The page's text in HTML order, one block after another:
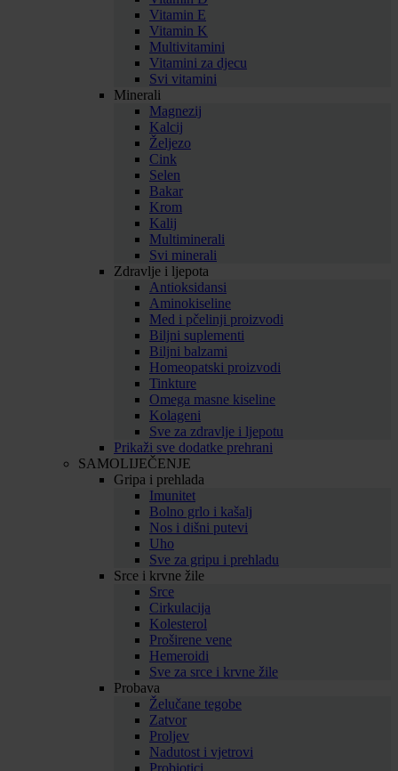
Vitamin E
Vitamin K
Multivitamini
Vitamini za djecu
Svi vitamini
Minerali
Magnezij
Kalcij
Željezo
Cink
Selen
Bakar
Krom
Kalij
Multiminerali
Svi minerali
Zdravlje i ljepota
Antioksidansi
Aminokiseline
Med i pčelinji proizvodi
Biljni suplementi
Biljni balzami
Homeopatski proizvodi
Tinkture
Omega masne kiseline
Kolageni
Sve za zdravlje i ljepotu
Prikaži sve dodatke prehrani
SAMOLIJEČENJE
Gripa i prehlada
Imunitet
Bolno grlo i kašalj
Nos i dišni putevi
Uho
Sve za gripu i prehladu
Srce i krvne žile
Srce
Cirkulacija
Kolesterol
Proširene vene
Hemeroidi
Sve za srce i krvne žile
Probava
Želučane tegobe
Zatvor
Proljev
Nadutost i vjetrovi
Probiotici